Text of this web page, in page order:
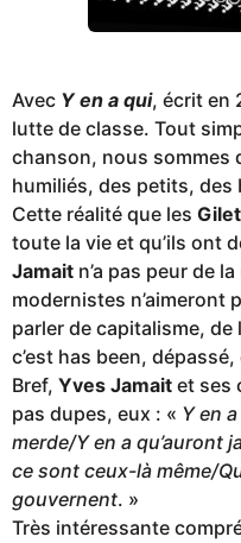
Avec Y en a qui, écrit en
lutte de classe. Tout
chanson, nous sommes
humiliés, des petits,
Cette réalité que les
toute la vie et qu’ils ont
Jamait n’a pas peur de
modernistes n’aimeront
parler de capitalisme,
c’est has been,
Bref, Yves Jamait et ses
pas dupes, eux : « Y en
merde/Y en a qu’auront
ce sont ceux-là même/
gouvernent. »
Très intéressante